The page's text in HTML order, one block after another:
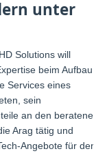
unter
Solutions will
beim Aufbau
Services eines
sein
an den beratenen
Arag tätig und
Angebote für den